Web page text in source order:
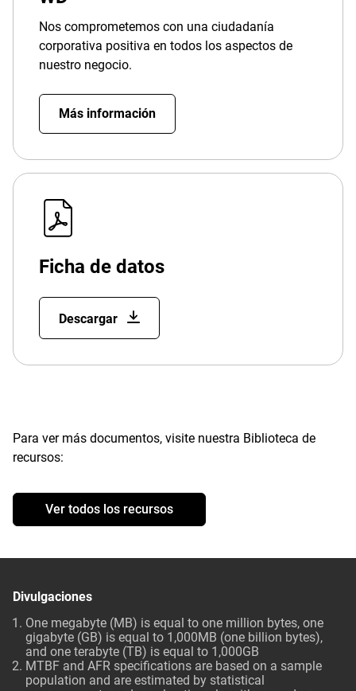
Nos comprometemos con una ciudadanía
corporativa positiva en todos los aspectos de
nuestro negocio.
Más información
Ficha de datos
Descargar
Para ver más documentos, visite nuestra Biblioteca de
recursos:
Ver todos los recursos
Divulgaciones
One megabyte (MB) is equal to one million bytes, one
gigabyte (GB) is equal to 1,000MB (one billion bytes),
and one terabyte (TB) is equal to 1,000GB
MTBF and AFR specifications are based on a sample
population and are estimated by statistical